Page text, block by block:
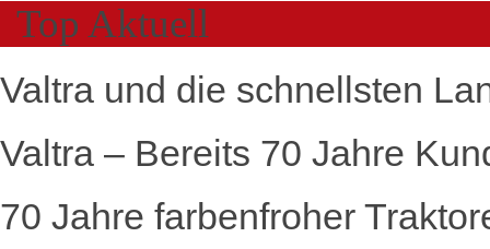
Top Aktuell
Valtra und die schnellsten
Valtra – Bereits 70 Jahre
70 Jahre farbenfroher